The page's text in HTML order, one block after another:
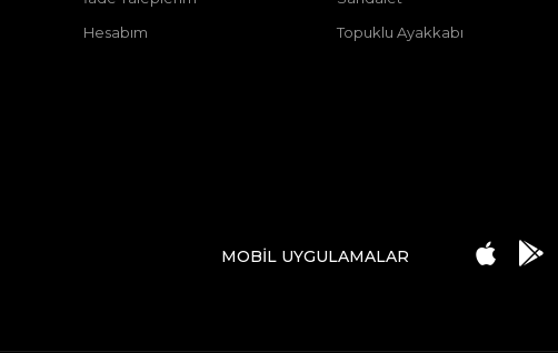
Hesabım
Topuklu Ayakkabı
MOBİL UYGULAMALAR